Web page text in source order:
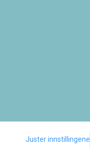
Juster innstillingene